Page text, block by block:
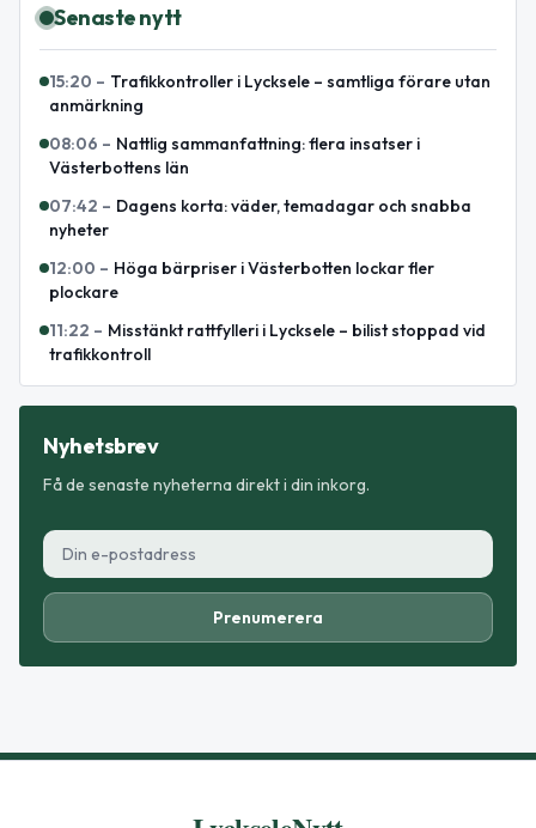
Senaste nytt
15:20 – Trafikkontroller i Lycksele – samtliga förare utan
anmärkning
08:06 – Nattlig sammanfattning: flera insatser i
Västerbottens län
07:42 – Dagens korta: väder, temadagar och snabba
nyheter
12:00 – Höga bärpriser i Västerbotten lockar fler
plockare
11:22 – Misstänkt rattfylleri i Lycksele – bilist stoppad vid
trafikkontroll
Nyhetsbrev
Få de senaste nyheterna direkt i din inkorg.
Prenumerera